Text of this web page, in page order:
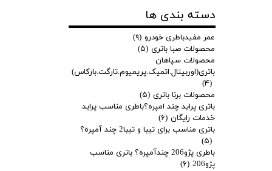
دسته بندی ها
عمر مفیدباطری خودرو (۹)
محصولات صبا باتری (۵)
محصولات سپاهان
باتری(اوربیتال.اتمیک.پریمیوم.تارگت.بارکاس)
(۴)
محصولات برنا باتری (۵)
باتری پراید چند امپره؟باطری مناسب پراید
خدمات رایگان (۶)
باتری مناسب برای تیبا و تیبا2 چند آمپره؟
(۵)
باطری پژو206 چندآمپره؟ باتری مناسب
پژو206
(۶)